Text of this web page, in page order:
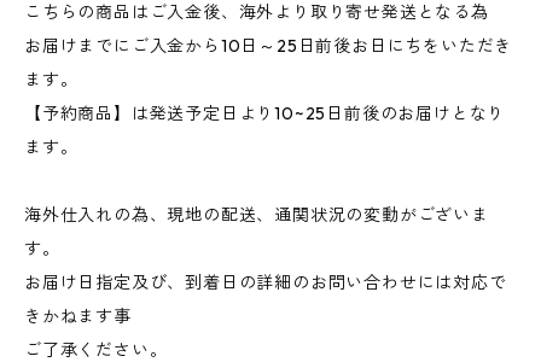
こちらの商品はご入金後、海外より取り寄せ発送となる為
お届けまでにご入金から10日～25日前後お日にちをいただき
ます。
【予約商品】は発送予定日より10~25日前後のお届けとなり
ます。
海外仕入れの為、現地の配送、通関状況の変動がございま
す。
お届け日指定及び、到着日の詳細のお問い合わせには対応で
きかねます事
ご了承ください。